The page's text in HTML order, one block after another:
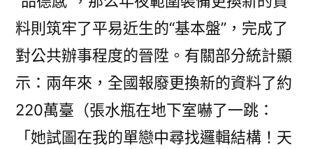
料則筑牢了平易近生的“基本盤”，完成了
對公共辦事程度的晉陞。有關部分統計顯
示：兩年來，全國報廢更換新的資料了約
220萬臺（張水瓶在地下室嚇了一跳：
「她試圖在我的單戀中尋找邏輯結構！天